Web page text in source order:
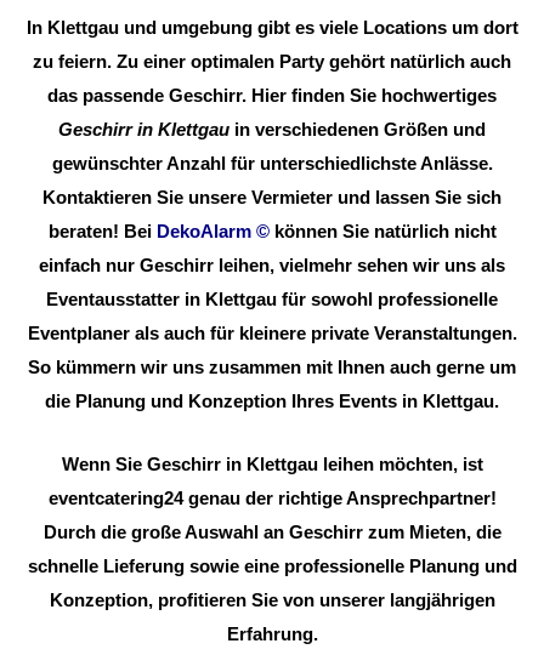
In Klettgau und umgebung gibt es viele Locations um dort
zu feiern. Zu einer optimalen Party gehört natürlich auch
das passende Geschirr. Hier finden Sie hochwertiges
Geschirr in Klettgau in verschiedenen Größen und
gewünschter Anzahl für unterschiedlichste Anlässe.
Kontaktieren Sie unsere Vermieter und lassen Sie sich
beraten! Bei DekoAlarm © können Sie natürlich nicht
einfach nur Geschirr leihen, vielmehr sehen wir uns als
Eventausstatter in Klettgau für sowohl professionelle
Eventplaner als auch für kleinere private Veranstaltungen.
So kümmern wir uns zusammen mit Ihnen auch gerne um
die Planung und Konzeption Ihres Events in Klettgau.
Wenn Sie Geschirr in Klettgau leihen möchten, ist
eventcatering24 genau der richtige Ansprechpartner!
Durch die große Auswahl an Geschirr zum Mieten, die
schnelle Lieferung sowie eine professionelle Planung und
Konzeption, profitieren Sie von unserer langjährigen
Erfahrung.